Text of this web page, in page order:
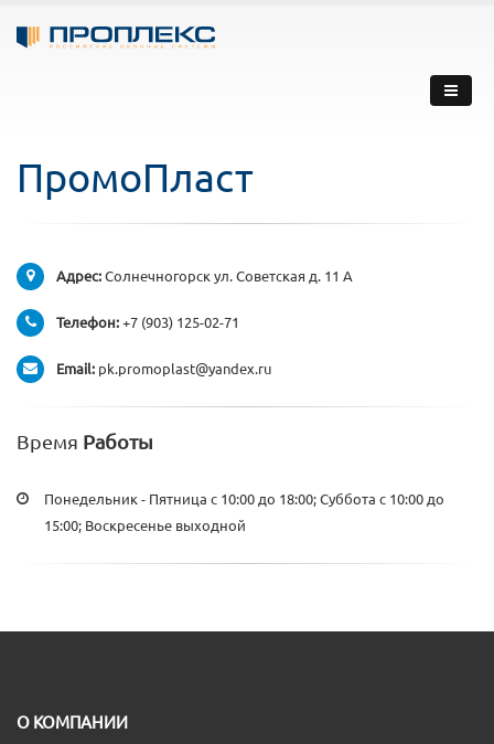
ПромоПласт
Адрес: Солнечногорск ул. Советская д. 11 А
Телефон: +7 (903) 125-02-71
Email: pk.promoplast@yandex.ru
Время Работы
Понедельник - Пятница с 10:00 до 18:00; Суббота с 10:00 до
15:00; Воскресенье выходной
O КОМПАНИИ